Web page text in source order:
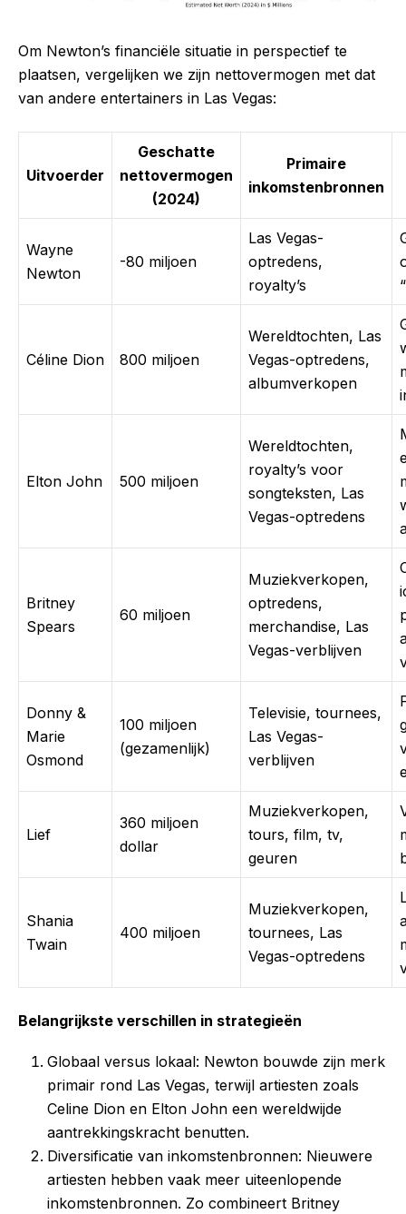
Om Newton’s financiële situatie in perspectief te
plaatsen, vergelijken we zijn nettovermogen met dat
van andere entertainers in Las Vegas:
Uitvoerder
Geschatte
nettovermogen
(2024)
Primaire
inkomstenbronnen
Wayne
Newton
-80 miljoen
Las Vegas-
optredens,
royalty’s
Céline Dion 800 miljoen
Wereldtochten, Las
Vegas-optredens,
albumverkopen
Elton John 500 miljoen
Wereldtochten,
royalty’s voor
songteksten, Las
Vegas-optredens
Britney
Spears
60 miljoen
Muziekverkopen,
optredens,
merchandise, Las
Vegas-verblijven
Donny &
Marie
Osmond
100 miljoen
(gezamenlijk)
Televisie, tournees,
Las Vegas-
verblijven
Lief
360 miljoen
dollar
Muziekverkopen,
tours, film, tv,
geuren
Shania
Twain
400 miljoen
Muziekverkopen,
tournees, Las
Vegas-optredens
Belangrijkste verschillen in strategieën
Globaal versus lokaal: Newton bouwde zijn merk
primair rond Las Vegas, terwijl artiesten zoals
Celine Dion en Elton John een wereldwijde
aantrekkingskracht benutten.
Diversificatie van inkomstenbronnen: Nieuwere
artiesten hebben vaak meer uiteenlopende
inkomstenbronnen. Zo combineert Britney